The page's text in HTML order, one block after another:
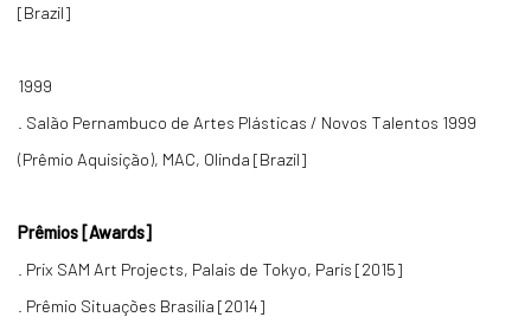
[Brazil]
1999
. Salão Pernambuco de Artes Plásticas / Novos Talentos 1999
(Prêmio Aquisição), MAC, Olinda [Brazil]
Prêmios [Awards]
. Prix SAM Art Projects, Palais de Tokyo, Paris [2015]
. Prêmio Situações Brasilia [2014]